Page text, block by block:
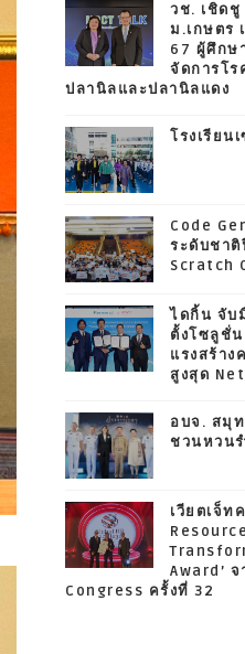
วช. เชิดชู
ม.เกษตร
67 ผู้ศึกษ
จัดการโร
ปลานิลและปลานิลแดง
โรงเรียน
Code
ระดับชา
Scratch
ไดกิ้น จับ
ตั้งโซลูชั่
แรงสร้าง
สูงสุด
อบจ. สมุ
ชวนหวน
เวียตเจ็ท
Award’
Congress ครั้งที่ 32